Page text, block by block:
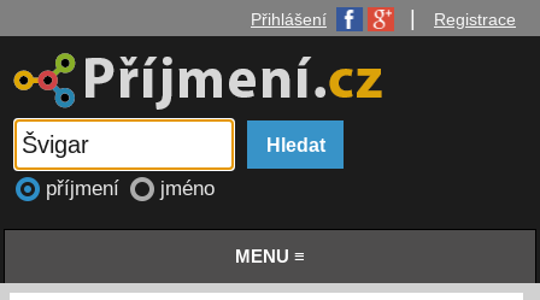
Přihlášení Registrace
příjmení jméno
MENU ≡